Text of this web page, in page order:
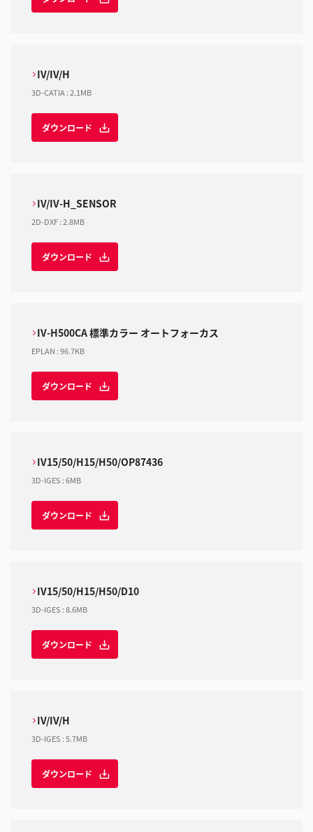
IV/IV/H
3D-CATIA :2.1MB
ダウンロード
IV/IV-H_SENSOR
2D-DXF:2.8MB
ダウンロード
IV-H500CA 標準カラー オートフォーカス
EPLAN :96.7KB
ダウンロード
IV15/50/H15/H50/OP87436
3D-IGES :6MB
ダウンロード
IV15/50/H15/H50/D10
3D-IGES :8.6MB
ダウンロード
IV/IV/H
3D-IGES :5.7MB
ダウンロード